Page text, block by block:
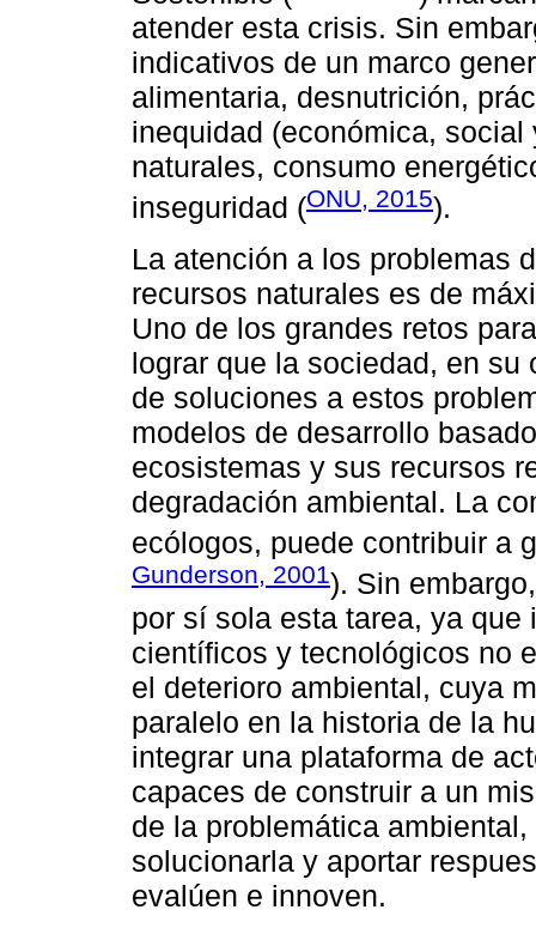
atender esta crisis. Sin
indicativos de un marco
alimentaria, desnutrición,
inequidad (económica,
naturales, consumo
inseguridad (ONU, 2015).
La atención a los problemas
recursos naturales es de
Uno de los grandes retos
lograr que la sociedad, en
de soluciones a estos
modelos de desarrollo
ecosistemas y sus recursos
degradación ambiental. La
ecólogos, puede contribuir a
Gunderson, 2001). Sin
por sí sola esta tarea, ya
científicos y tecnológicos no
el deterioro ambiental, cuya
paralelo en la historia de la
integrar una plataforma de
capaces de construir a un
de la problemática
solucionarla y aportar
evalúen e innoven.